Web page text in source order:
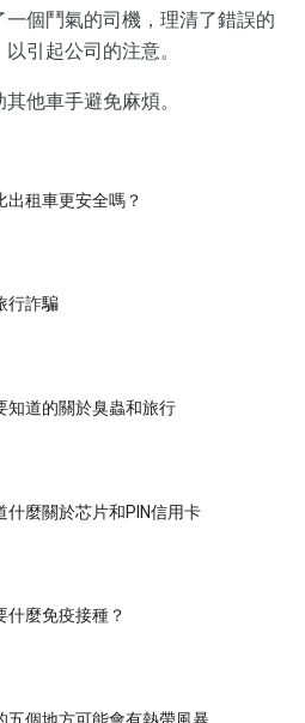
個鬥氣的司機，理清了錯誤的
引起公司的注意。
他車手避免麻煩。
出租車更安全嗎？
行詐騙
知道的關於臭蟲和旅行
什麼關於芯片和PIN信用卡
什麼免疫接種？